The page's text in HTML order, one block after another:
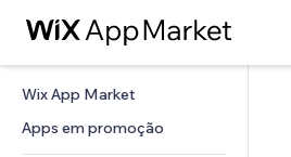
Wix App Market
Apps em promoção